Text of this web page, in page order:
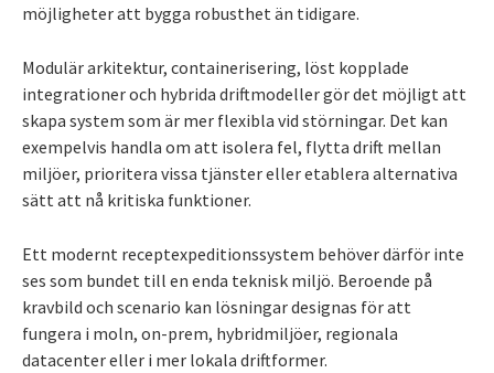
möjligheter att bygga robusthet än tidigare.
Modulär arkitektur, containerisering, löst kopplade
integrationer och hybrida driftmodeller gör det möjligt att
skapa system som är mer flexibla vid störningar. Det kan
exempelvis handla om att isolera fel, flytta drift mellan
miljöer, prioritera vissa tjänster eller etablera alternativa
sätt att nå kritiska funktioner.
Ett modernt receptexpeditionssystem behöver därför inte
ses som bundet till en enda teknisk miljö. Beroende på
kravbild och scenario kan lösningar designas för att
fungera i moln, on-prem, hybridmiljöer, regionala
datacenter eller i mer lokala driftformer.